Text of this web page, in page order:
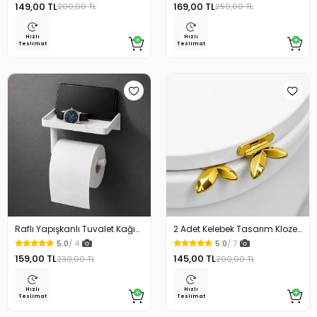
149,00 TL200,00 TL
Hızlı
Teslimat
169,00 TL250,00 TL
Hızlı
Teslimat
Raflı Yapışkanlı Tuvalet Kağıdı
Askılığı
5.0/ 4
159,00 TL230,00 TL
Hızlı
Teslimat
2 Adet Kelebek Tasarım Klozet
Kaldırma Aparatı Gold Renk
5.0/ 7
145,00 TL200,00 TL
Hızlı
Teslimat